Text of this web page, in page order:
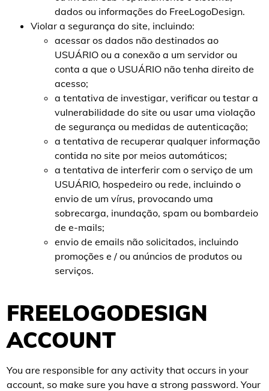
dados ou informações do FreeLogoDesign.
Violar a segurança do site, incluindo:
acessar os dados não destinados ao
USUÁRIO ou a conexão a um servidor ou
conta a que o USUÁRIO não tenha direito de
acesso;
a tentativa de investigar, verificar ou testar a
vulnerabilidade do site ou usar uma violação
de segurança ou medidas de autenticação;
a tentativa de recuperar qualquer informação
contida no site por meios automáticos;
a tentativa de interferir com o serviço de um
USUÁRIO, hospedeiro ou rede, incluindo o
envio de um vírus, provocando uma
sobrecarga, inundação, spam ou bombardeio
de e-mails;
envio de emails não solicitados, incluindo
promoções e / ou anúncios de produtos ou
serviços.
FREELOGODESIGN
ACCOUNT
You are responsible for any activity that occurs in your
account, so make sure you have a strong password. Your